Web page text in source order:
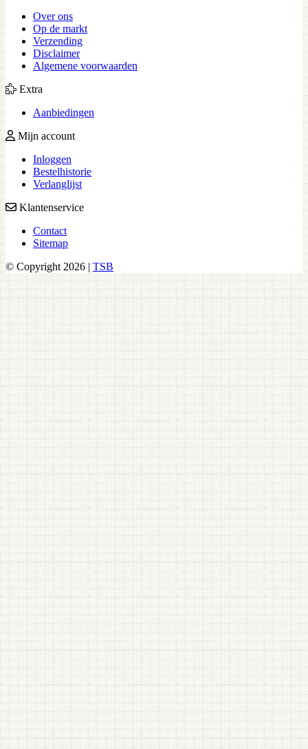
Over ons
Op de markt
Verzending
Disclaimer
Algemene voorwaarden
Extra
Aanbiedingen
Mijn account
Inloggen
Bestelhistorie
Verlanglijst
Klantenservice
Contact
Sitemap
© Copyright 2026 | TSB